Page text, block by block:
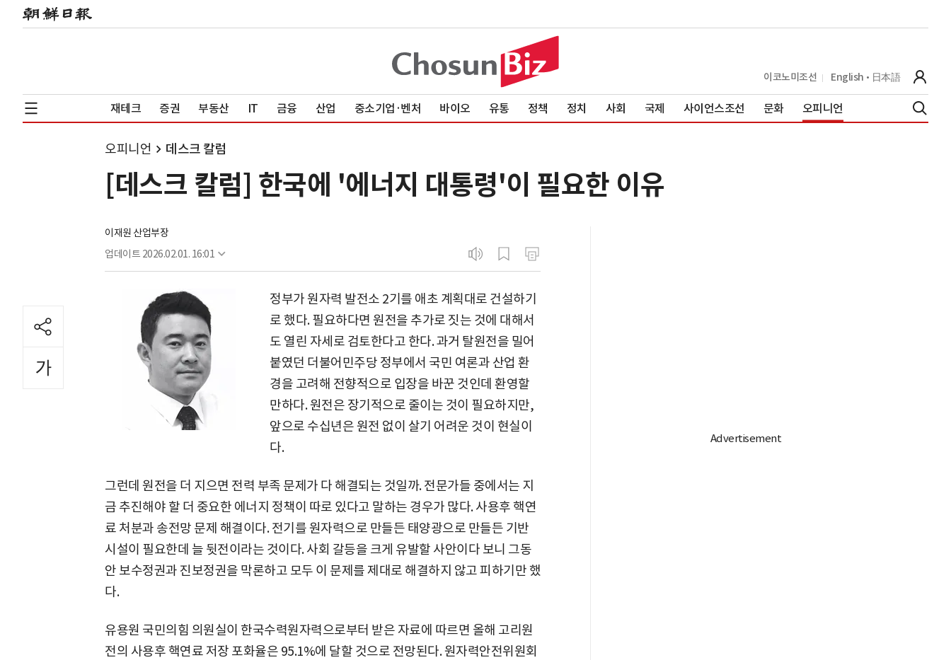
이코노미조선 English 日本語
재테크 증권 부동산 IT 금융 산업 중소기업·벤처 바이오 유통 정책 정치 사회 국제 사이언스조선 문화 오피니언
오피니언 데스크 칼럼
[데스크 칼럼] 한국에 '에너지 대통령'이 필요한 이유
이재원 산업부장
업데이트 2026.02.01. 16:01
정부가 원자력 발전소 2기를 애초 계획대로 건설하기
로 했다. 필요하다면 원전을 추가로 짓는 것에 대해서
도 열린 자세로 검토한다고 한다. 과거 탈원전을 밀어
붙였던 더불어민주당 정부에서 국민 여론과 산업 환
경을 고려해 전향적으로 입장을 바꾼 것인데 환영할
만하다. 원전은 장기적으로 줄이는 것이 필요하지만,
앞으로 수십년은 원전 없이 살기 어려운 것이 현실이
다.
그런데 원전을 더 지으면 전력 부족 문제가 다 해결되는 것일까. 전문가들 중에서는 지
금 추진해야 할 더 중요한 에너지 정책이 따로 있다고 말하는 경우가 많다. 사용후 핵연
료 처분과 송전망 문제 해결이다. 전기를 원자력으로 만들든 태양광으로 만들든 기반
시설이 필요한데 늘 뒷전이라는 것이다. 사회 갈등을 크게 유발할 사안이다 보니 그동
안 보수정권과 진보정권을 막론하고 모두 이 문제를 제대로 해결하지 않고 피하기만 했
다.
유용원 국민의힘 의원실이 한국수력원자력으로부터 받은 자료에 따르면 올해 고리원
전의 사용후 핵연료 저장 포화율은 95.1%에 달할 것으로 전망된다. 원자력안전위원회